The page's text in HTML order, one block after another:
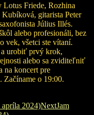
Friede, Rozhina
gitarista Peter
Július Illés.
alebo profesionáli, bez
vek, všetci ste vítaní.
urobiť prvý krok,
alebo sa zviditeľniť
na koncert pre
Začíname o 19:00.
apríla 2024)NextJam